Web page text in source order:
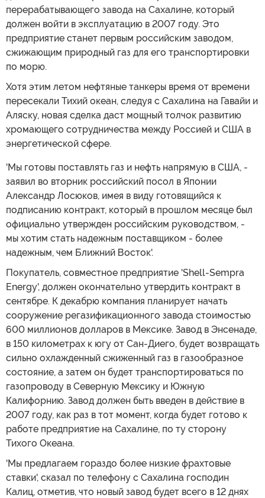
перерабатывающего завода на Сахалине, который
должен войти в эксплуатацию в 2007 году. Это
предприятие станет первым российским заводом,
сжижающим природный газ для его транспортировки
по морю.
Хотя этим летом нефтяные танкеры время от времени
пересекали Тихий океан, следуя с Сахалина на Гавайи и
Аляску, новая сделка даст мощный толчок развитию
хромающего сотрудничества между Россией и США в
энергетической сфере.
'Мы готовы поставлять газ и нефть напрямую в США, -
заявил во вторник российский посол в Японии
Александр Лосюков, имея в виду готовящийся к
подписанию контракт, который в прошлом месяце был
официально утвержден российским руководством, -
мы хотим стать надежным поставщиком - более
надежным, чем Ближний Восток'.
Покупатель, совместное предприятие 'Shell-Sempra
Energy', должен окончательно утвердить контракт в
сентябре. К декабрю компания планирует начать
сооружение регазификационного завода стоимостью
600 миллионов долларов в Мексике. Завод в Энсенаде,
в 150 километрах к югу от Сан-Диего, будет возвращать
сильно охлажденный сжиженный газ в газообразное
состояние, а затем он будет транспортироваться по
газопроводу в Северную Мексику и Южную
Калифорнию. Завод должен быть введен в действие в
2007 году, как раз в тот момент, когда будет готово к
работе предприятие на Сахалине, по ту сторону
Тихого Океана.
'Мы предлагаем гораздо более низкие фрахтовые
ставки', сказал по телефону с Сахалина господин
Калиц, отметив, что новый завод будет всего в 12 днях